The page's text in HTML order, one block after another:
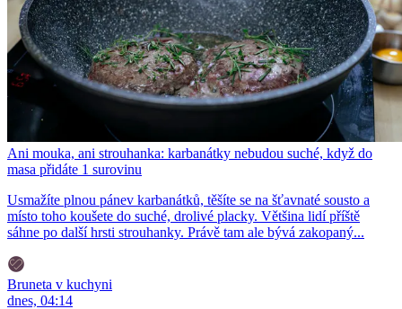
Ani mouka, ani strouhanka: karbanátky nebudou suché, když do
masa přidáte 1 surovinu
Usmažíte plnou pánev karbanátků, těšíte se na šťavnaté sousto a
místo toho koušete do suché, drolivé placky. Většina lidí příště
sáhne po další hrsti strouhanky. Právě tam ale bývá zakopaný...
Bruneta v kuchyni
dnes, 04:14